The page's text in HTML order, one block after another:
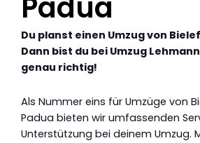
Padua
Du planst einen Umzug von
Dann bist du bei Umzug
genau richtig!
Als Nummer eins für Umzüge von
Padua bieten wir umfassenden
Unterstützung bei deinem Umzug.